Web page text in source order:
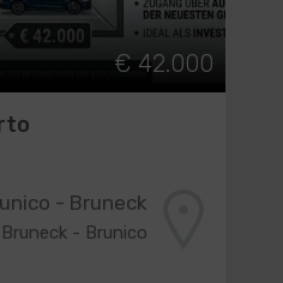
€ 42.000
- Bruneck
Bruneck - Brunico